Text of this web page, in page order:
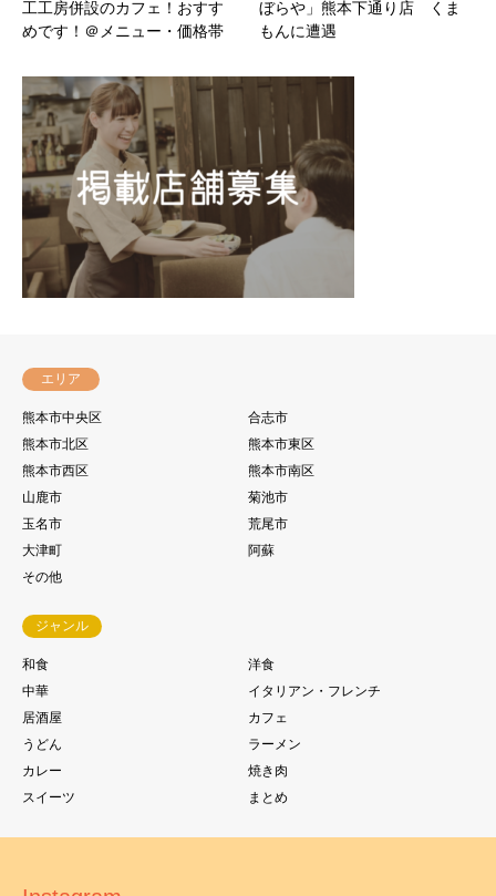
工工房併設のカフェ！おすす
めです！＠メニュー・価格帯
ぼらや」熊本下通り店 くま
もんに遭遇
エリア
熊本市中央区
合志市
熊本市北区
熊本市東区
熊本市西区
熊本市南区
山鹿市
菊池市
玉名市
荒尾市
大津町
阿蘇
その他
ジャンル
和食
洋食
中華
イタリアン・フレンチ
居酒屋
カフェ
うどん
ラーメン
カレー
焼き肉
スイーツ
まとめ